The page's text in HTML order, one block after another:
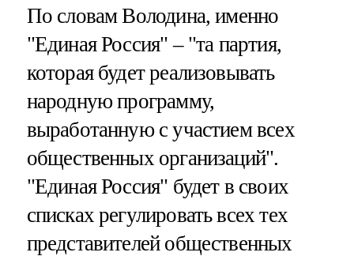
По словам Володина, именно
"Единая Россия" – "та партия,
которая будет реализовывать
народную программу,
выработанную с участием всех
общественных организаций".
"Единая Россия" будет в своих
списках регулировать всех тех
представителей общественных